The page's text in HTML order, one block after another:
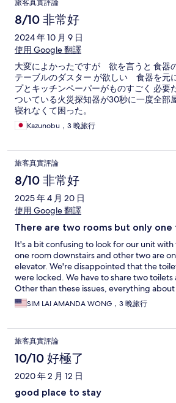
旅客真實評論
8/10 非常好
2024 年 10 月 9 日
使用 Google 翻譯
大変によかったですが 欲を言うと 食器
テーブルのダスター が欲しい 食器を元
プとキッチンペーパーがものすごく 必
ついている火災探知器が30秒に一度全部
寝れなくて困った。
Kazunobu，3 晚旅行
旅客真實評論
8/10 非常好
2025 年 4 月 20 日
使用 Google 翻譯
There are two rooms but only
It's a bit confusing to look for our unit with
one room downstairs and other two are
elevator. We're disappointed that the
were locked. We have to share two
Other than these issues, everything
excellent.
SIM LAI AMANDA WONG，3 晚旅行
旅客真實評論
10/10 好極了
2020 年 2 月 12 日
good place to stay